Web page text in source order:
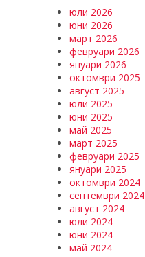
юли 2026
юни 2026
март 2026
февруари 2026
януари 2026
октомври 2025
август 2025
юли 2025
юни 2025
май 2025
март 2025
февруари 2025
януари 2025
октомври 2024
септември 2024
август 2024
юли 2024
юни 2024
май 2024